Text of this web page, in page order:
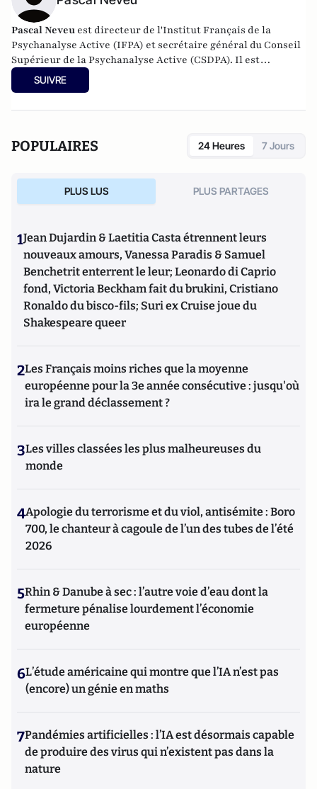
Pascal Neveu est directeur de l'Institut Français de la
Psychanalyse Active (IFPA) et secrétaire général du Conseil
Supérieur de la Psychanalyse Active (CSDPA). Il est
responsable national de la cellule de soutien psychologique
au sein de l’Œuvre des Pupilles Orphelins des Sapeurs-
SUIVRE
POPULAIRES 24 Heures 7 Jours
PLUS LUS PLUS PARTAGES
1Jean Dujardin & Laetitia Casta étrennent leurs
nouveaux amours, Vanessa Paradis & Samuel
Benchetrit enterrent le leur; Leonardo di Caprio
fond, Victoria Beckham fait du brukini, Cristiano
Ronaldo du bisco-fils; Suri ex Cruise joue du
Shakespeare queer
2Les Français moins riches que la moyenne
européenne pour la 3e année consécutive : jusqu'où
ira le grand déclassement ?
3Les villes classées les plus malheureuses du
monde
4Apologie du terrorisme et du viol, antisémite : Boro
700, le chanteur à cagoule de l’un des tubes de l’été
2026
5Rhin & Danube à sec : l’autre voie d’eau dont la
fermeture pénalise lourdement l’économie
européenne
6L’étude américaine qui montre que l’IA n’est pas
(encore) un génie en maths
7Pandémies artificielles : l’IA est désormais capable
de produire des virus qui n’existent pas dans la
nature